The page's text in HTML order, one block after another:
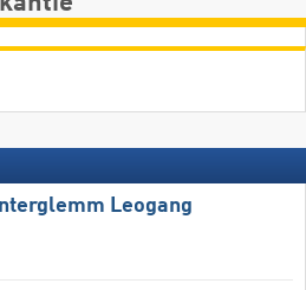
Leogang